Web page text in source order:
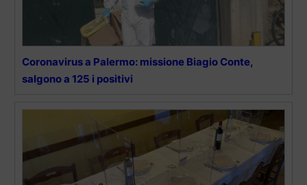
Coronavirus a Palermo: missione Biagio Conte,
salgono a 125 i positivi